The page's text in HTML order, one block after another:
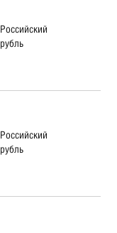
Российский
рубль
Российский
рубль